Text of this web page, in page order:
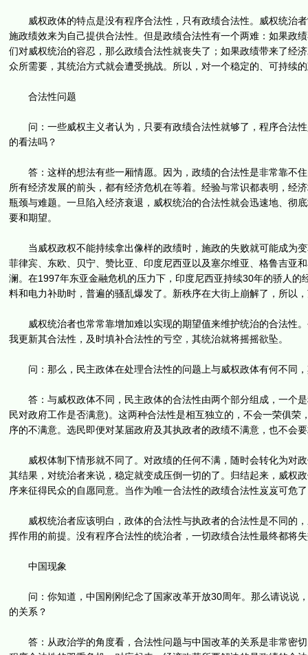
威权政体的特点是没有程序合法性，只有政绩合法性。威权统治
施政绩效来为自己提供合法性。但是政绩合法性有一个两难：如果政
们对威权统治的容忍，那么政绩合法性就丧失了；如果政绩带来了经
众所需要，其统治方式就会遭受挑战。所以，对一个稳定的、可持续
合法性问题
问：一些威权主义者认为，只要有政绩合法性就够了，程序合法
的看法吗？
答：这样的想法有些一厢情愿。因为，政绩的合法性是非常靠不
所有经济发展的前头，都有经济危机在等着。经验与常识都表明，经
瓶颈与难题。一旦陷入经济衰退，威权统治的合法性就会迅速地、彻
要和期望。
当威权政权不能持续拿出像样的政绩时，施政的失败就可能成为
菲律宾、东欧、贝宁、赞比亚、印度尼西亚以及塞尔维亚、格鲁吉亚
澜。在1997年东亚金融危机的压力下，印度尼西亚持续30年的骄人
料和电力补助时，普遍的骚乱爆发了。新秩序在大街上崩解了，所以
威权统治者也常常靠增加难以实现的期望值来维护统治的合法性
我更新其合法性，及时填补合法性的亏空，其统治就将摇摇欲坠。
问：那么，民主政体在处理合法性的问题上与威权政体有何不同，
答：与威权政体不同，民主政体的合法性由两个部分组成，一个
民对政府工作是否满意)。这两种合法性是相互独立的，不会一荣俱
序的不满意。选民即便对某届政府及其执政者的政绩不满意，也不会
威权体制下情形就不同了。对政绩的任何不满，随时会转化为对
其结果，对统治者来说，稳定就变成压倒一切的了。归结起来，威权
序来征得民众的自愿同意。当作为唯一合法性的政绩合法性岌岌可危
威权统治者应该明白，政体的合法性与执政者的合法性是不同的
挥作用的前提。没有程序合法性的统治者，一切政绩合法性最终都将
中国现象
问：你知道，中国刚刚纪念了国家改革开放30周年。那么请说说
的关系？
答：从政治学的角度看，合法性问题与中国改革的关系是非常密